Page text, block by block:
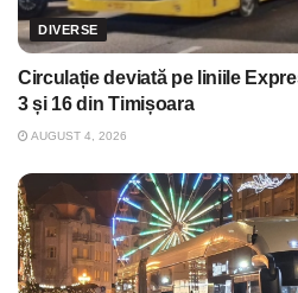
DIVERSE
Circulație deviată pe liniile
3 și 16 din Timișoara
AUGUST 4, 2026